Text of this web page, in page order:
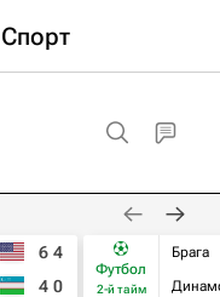
Спорт
6 4
4 0
Футбол
2-й тайм
Брага